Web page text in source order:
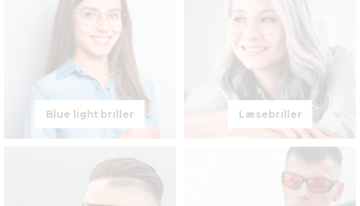
Blue light briller Læsebriller